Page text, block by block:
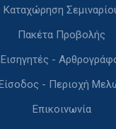
Καταχώρηση
Πακέτα Προβολής
Εισηγητές -
- Περιοχή
Επικοινωνία